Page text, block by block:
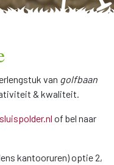
van golfbaan
& kwaliteit.
of bel naar
kantooruren) optie 2,